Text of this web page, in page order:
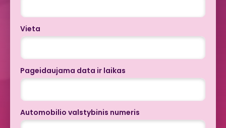
Vieta
Pageidaujama data ir laikas
Automobilio valstybinis numeris